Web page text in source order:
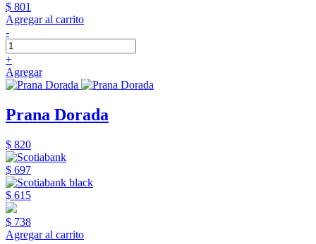
$ 801
Agregar al carrito
-
+
Agregar
Prana Dorada
$ 820
$ 697
$ 615
$ 738
Agregar al carrito